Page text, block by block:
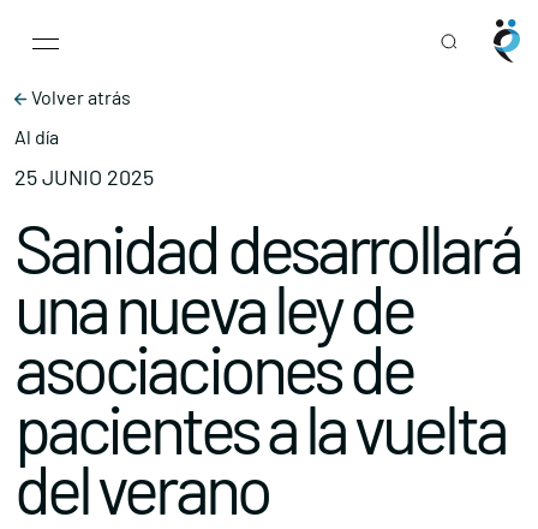
Main Navigation
Volver atrás
Al día
25 JUNIO 2025
Sanidad desarrollará
una nueva ley de
asociaciones de
pacientes a la vuelta
del verano